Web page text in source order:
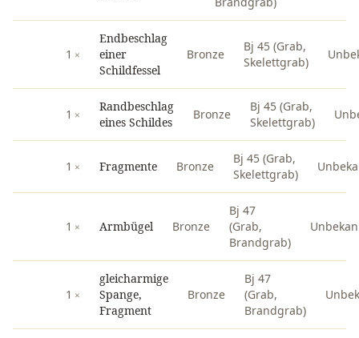
1
Endbeschlag
einer
Schildfessel
Bronze
Bj 45 (Grab,
Skelettgrab)
1
Randbeschlag
eines Schildes
Bronze
Bj 45 (Grab,
Skelettgrab)
1 Fragmente Bronze
Bj 45 (Grab,
Skelettgrab)
1 Armbügel Bronze
Bj 47
(Grab,
Brandgrab)
1
gleicharmige
Spange,
Fragment
Bronze
Bj 47
(Grab,
Brandgrab)